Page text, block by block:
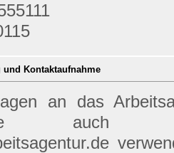
Kontaktaufnahme
an das
auch